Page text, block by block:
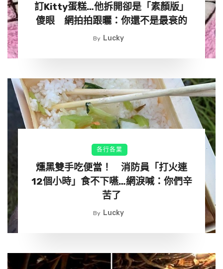
照片曝光後許多網友都被這名郵差先生的敬業態度感動，紛
紛在下方留言表示：「滂沱大雨中工作真的辛苦了！小心注
意行車安全」、「責任感大於自身的權益，先謝謝你」、
「令人敬佩的真男人，郵件、包裹是重點，工作職責所
顧自己」。在宅經濟越來越盛行的年代，不管是郵差或是外
訂Kitty蛋糕…他拆開卻是「素顏版」
傻眼 網拍拍跟曬：你還不是最衰的
By Lucky
各行各業
燻黑雙手吃便當！ 消防員「打火連
12個小時」食不下嚥…網淚喊：你們辛
苦了
By Lucky